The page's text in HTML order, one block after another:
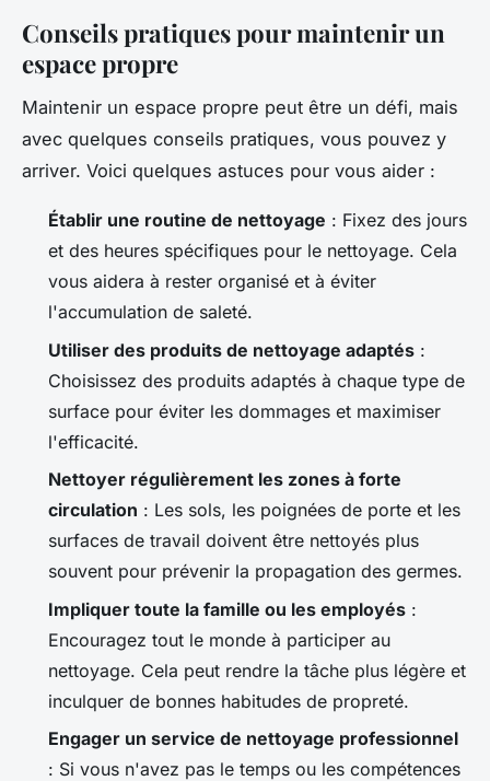
Conseils pratiques pour maintenir un
espace propre
Maintenir un espace propre peut être un défi, mais
avec quelques conseils pratiques, vous pouvez y
arriver. Voici quelques astuces pour vous aider :
Établir une routine de nettoyage : Fixez des jours
et des heures spécifiques pour le nettoyage. Cela
vous aidera à rester organisé et à éviter
l'accumulation de saleté.
Utiliser des produits de nettoyage adaptés :
Choisissez des produits adaptés à chaque type de
surface pour éviter les dommages et maximiser
l'efficacité.
Nettoyer régulièrement les zones à forte
circulation : Les sols, les poignées de porte et les
surfaces de travail doivent être nettoyés plus
souvent pour prévenir la propagation des germes.
Impliquer toute la famille ou les employés :
Encouragez tout le monde à participer au
nettoyage. Cela peut rendre la tâche plus légère et
inculquer de bonnes habitudes de propreté.
Engager un service de nettoyage professionnel
: Si vous n'avez pas le temps ou les compétences